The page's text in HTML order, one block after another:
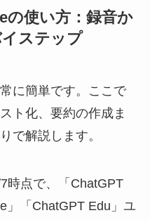
の使い方：録音か
ステップ
に簡単です。ここで
ト化、要約の作成ま
で解説します。
時点で、「ChatGPT
」「ChatGPT Edu」ユ